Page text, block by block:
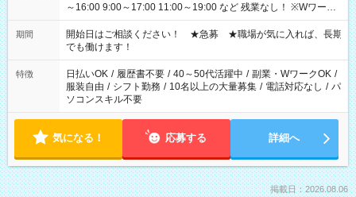
～16:00 9:00～17:00 11:00～19:00 など 残業なし！ ※Wワーク
の場合、他のお仕事と合わせ週40時間超の就業はご案内できま
せん ※法令に基づき、週20時間以上勤務は社会保険への加入対
象となります ※労働者派遣法（日雇い派遣の原則禁止）によ
り、短時間・短期間の就業はご案内が難しい場合があります
期間
開始日はご相談ください！ ★急募 ★職場が気に入れば、長期
でも働けます！
特徴 日払いOK / 履歴書不要 / 40～50代活躍中 / 副業・WワークOK /
服装自由 / シフト勤務 / 10名以上の大量募集 / 電話対応なし / パ
ソコンスキル不要
気になる！ 応募する 詳細へ
掲載日：2026.08.06